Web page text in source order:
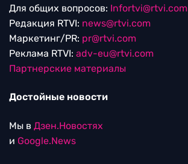
Для общих вопросов: Infortvi@rtvi.com
Редакция RTVI: news@rtvi.com
Маркетинг/PR: pr@rtvi.com
Реклама RTVI: adv-eu@rtvi.com
Партнерские материалы
Достойные новости
Мы в Дзен.Новостях
и Google.News